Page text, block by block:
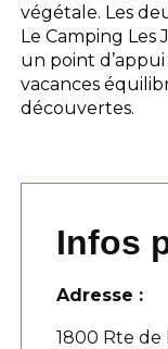
végétale. Les
Le Camping Les
un point
vacances
découvertes.
Infos
Adresse :
1800 Rte de